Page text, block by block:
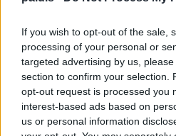
If you wish to opt-out of the sale,
processing of your personal or
targeted advertising by us,
section to confirm your selection.
opt-out request is processed you
interest-based ads based on
us or personal information
λύνεται με αποσπασματικά
μέτρα αλλά με την άρση
εξαθλίωσης των
οι μνημονιακές πολιτικές
χώρα μας. Το επόμενο